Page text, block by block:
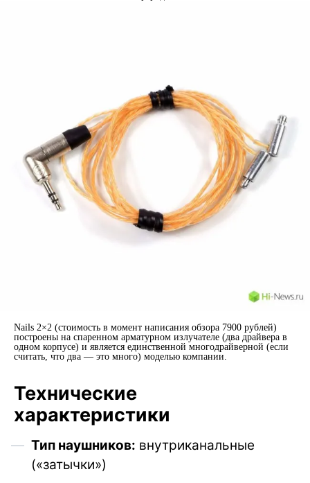
Nails 2×2 (стоимость в момент написания обзора 7900 рублей)
построены на спаренном арматурном излучателе (два драйвера в
одном корпусе) и является единственной многодрайверной (если
считать, что два — это много) моделью компании.
Технические
характеристики
Тип наушников: внутриканальные
(«затычки»)